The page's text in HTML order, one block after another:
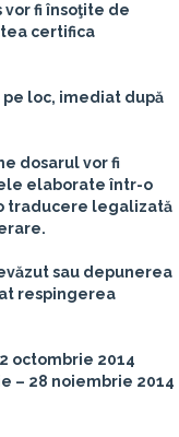
fi însoţite de
certifica
loc, imediat după
dosarul vor fi
elaborate într-o
traducere legalizată
sau depunerea
respingerea
octombrie 2014
– 28 noiembrie 2014